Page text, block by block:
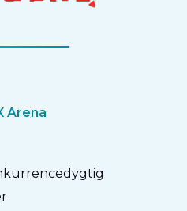
Arena